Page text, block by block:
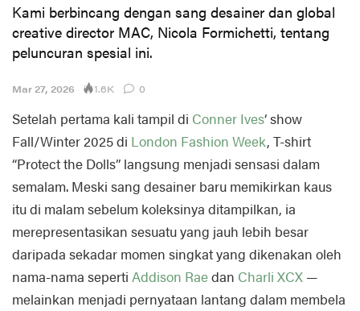
Kami berbincang dengan sang desainer dan global
creative director MAC, Nicola Formichetti, tentang
peluncuran spesial ini.
Mar 27, 2026 1.6K 0
Setelah pertama kali tampil di Conner Ives‘ show
Fall/Winter 2025 di London Fashion Week, T-shirt
“Protect the Dolls” langsung menjadi sensasi dalam
semalam. Meski sang desainer baru memikirkan kaus
itu di malam sebelum koleksinya ditampilkan, ia
merepresentasikan sesuatu yang jauh lebih besar
daripada sekadar momen singkat yang dikenakan oleh
nama-nama seperti Addison Raedan Charli XCX —
melainkan menjadi pernyataan lantang dalam membela